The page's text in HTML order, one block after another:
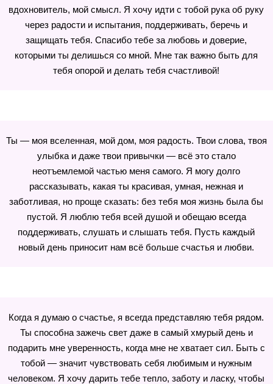
вдохновитель, мой смысл. Я хочу идти с тобой рука об руку
через радости и испытания, поддерживать, беречь и
защищать тебя. Спасибо тебе за любовь и доверие,
которыми ты делишься со мной. Мне так важно быть для
тебя опорой и делать тебя счастливой!
Ты — моя вселенная, мой дом, моя радость. Твои слова, твоя
улыбка и даже твои привычки — всё это стало
неотъемлемой частью меня самого. Я могу долго
рассказывать, какая ты красивая, умная, нежная и
заботливая, но проще сказать: без тебя моя жизнь была бы
пустой. Я люблю тебя всей душой и обещаю всегда
поддерживать, слушать и слышать тебя. Пусть каждый
новый день приносит нам всё больше счастья и любви.
Когда я думаю о счастье, я всегда представляю тебя рядом.
Ты способна зажечь свет даже в самый хмурый день и
подарить мне уверенность, когда мне не хватает сил. Быть с
тобой — значит чувствовать себя любимым и нужным
человеком. Я хочу дарить тебе тепло, заботу и ласку, чтобы